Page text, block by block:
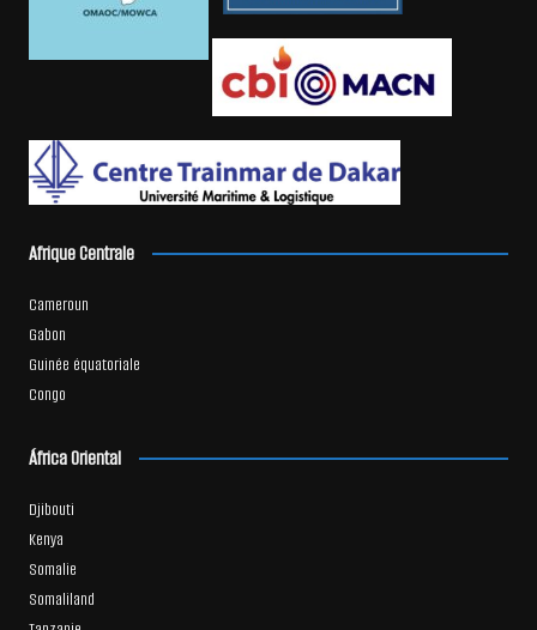
Afrique Centrale
Cameroun
Gabon
Guinée équatoriale
Congo
África Oriental
Djibouti
Kenya
Somalie
Somaliland